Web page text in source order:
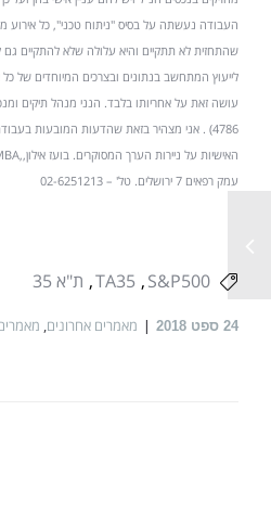
העבודה נעשתה על בסיס "ניתוח טכני", כל אירוע
שהתחזית לא תתקיים והיא עלולה שלא להתקיים גם
לייעוץ המתחשב בנתונים ובצרכים המיוחדים של
4786) . אני מצהיר בזאת שהדעות המובעות
עמק רפאים 7 ירושלים. טל' – 02-6251213
S&P500
TA35 ת"א 35
24 ספט 2018 מאמרים אחרונים,